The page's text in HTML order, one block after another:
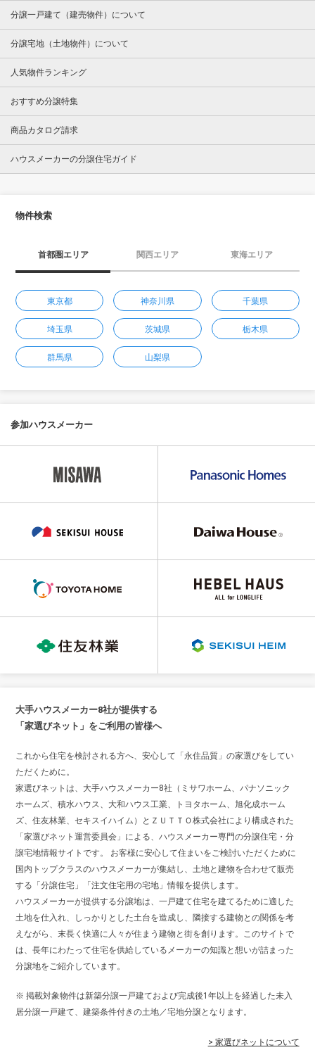
分譲一戸建て（建売物件）について
分譲宅地（土地物件）について
人気物件ランキング
おすすめ分譲特集
商品カタログ請求
ハウスメーカーの分譲住宅ガイド
物件検索
首都圏エリア 関西エリア 東海エリア
東京都 神奈川県 千葉県
埼玉県 茨城県 栃木県
群馬県 山梨県
参加ハウスメーカー
大手ハウスメーカー8社が提供する
「家選びネット」をご利用の皆様へ
これから住宅を検討される方へ、安心して「永住品質」の家選びをしてい
ただくために。
家選びネットは、大手ハウスメーカー8社（ミサワホーム、パナソニック
ホームズ、積水ハウス、大和ハウス工業、トヨタホーム、旭化成ホーム
ズ、住友林業、セキスイハイム）とＺＵＴＴＯ株式会社により構成された
「家選びネット運営委員会」による、ハウスメーカー専門の分譲住宅・分
譲宅地情報サイトです。 お客様に安心して住まいをご検討いただくために
国内トップクラスのハウスメーカーが集結し、土地と建物を合わせて販売
する「分譲住宅」「注文住宅用の宅地」情報を提供します。
ハウスメーカーが提供する分譲地は、一戸建て住宅を建てるために適した
土地を仕入れ、しっかりとした土台を造成し、隣接する建物との関係を考
えながら、末長く快適に人々が住まう建物と街を創ります。このサイトで
は、長年にわたって住宅を供給しているメーカーの知識と想いが詰まった
分譲地をご紹介しています。
※ 掲載対象物件は新築分譲一戸建ておよび完成後1年以上を経過した未入
居分譲一戸建て、建築条件付きの土地／宅地分譲となります。
> 家選びネットについて